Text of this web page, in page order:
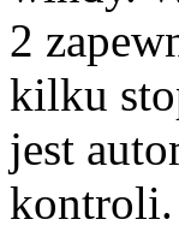
2
kilku
jest
kontroli.